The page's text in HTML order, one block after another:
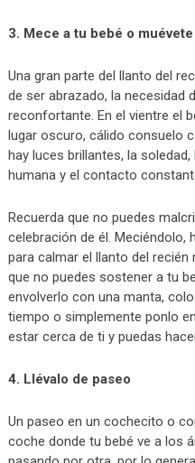
3. Mece a tu bebé o
Una gran parte del llanto del
de ser abrazado, la necesidad
reconfortante. En el vientre el
lugar oscuro, cálido consuelo
hay luces brillantes, la
humana y el contacto
Recuerda que no puedes
celebración de él. Meciéndolo,
para calmar el llanto del
que no puedes sostener a tu
envolverlo con una manta,
tiempo o simplemente ponlo
estar cerca de ti y puedas
4. Llévalo de paseo
Un paseo en un cochecito o
coche donde tu bebé ve a los